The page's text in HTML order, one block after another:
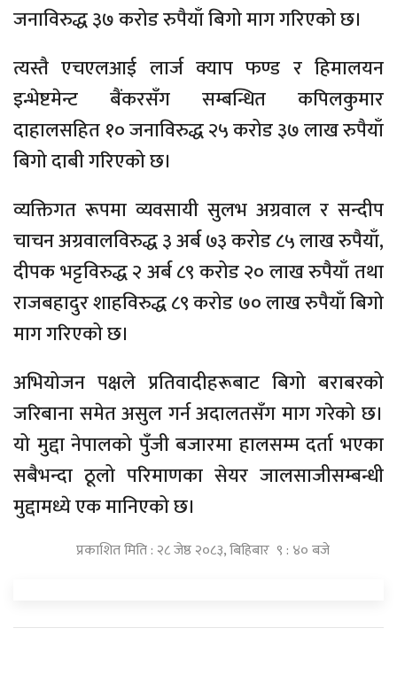
जनाविरुद्ध ३७ करोड रुपैयाँ बिगो माग गरिएको छ।
त्यस्तै एचएलआई लार्ज क्याप फण्ड र हिमालयन
इन्भेष्टमेन्ट बैंकरसँग सम्बन्धित कपिलकुमार
दाहालसहित १० जनाविरुद्ध २५ करोड ३७ लाख रुपैयाँ
बिगो दाबी गरिएको छ।
व्यक्तिगत रूपमा व्यवसायी सुलभ अग्रवाल र सन्दीप
चाचन अग्रवालविरुद्ध ३ अर्ब ७३ करोड ८५ लाख रुपैयाँ,
दीपक भट्टविरुद्ध २ अर्ब ८९ करोड २० लाख रुपैयाँ तथा
राजबहादुर शाहविरुद्ध ८९ करोड ७० लाख रुपैयाँ बिगो
माग गरिएको छ।
अभियोजन पक्षले प्रतिवादीहरूबाट बिगो बराबरको
जरिबाना समेत असुल गर्न अदालतसँग माग गरेको छ।
यो मुद्दा नेपालको पुँजी बजारमा हालसम्म दर्ता भएका
सबैभन्दा ठूलो परिमाणका सेयर जालसाजीसम्बन्धी
मुद्दामध्ये एक मानिएको छ।
प्रकाशित मिति : २८ जेष्ठ २०८३, बिहिबार ९ : ४० बजे